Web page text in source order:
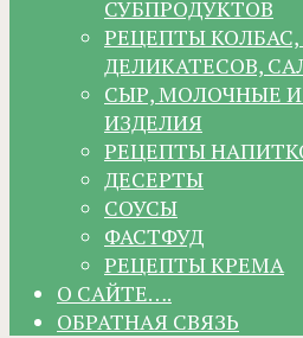
СУБПРОДУКТОВ
РЕЦЕПТЫ
ДЕЛИКАТЕСОВ,
СЫР, МОЛОЧНЫЕ
ИЗДЕЛИЯ
РЕЦЕПТЫ
ДЕСЕРТЫ
СОУСЫ
ФАСТФУД
РЕЦЕПТЫ КРЕМА
О САЙТЕ….
ОБРАТНАЯ СВЯЗЬ